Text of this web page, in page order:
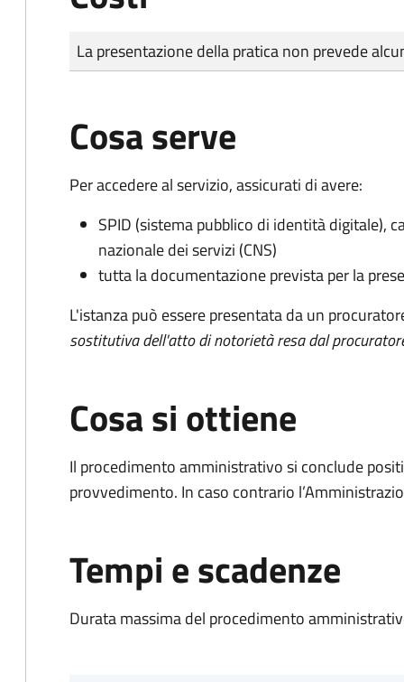
Tipo di pagamento
Importo
La presentazione della pratica non prevede
Cosa serve
Per accedere al servizio, assicurati di avere:
SPID (sistema pubblico di identità digitale),
nazionale dei servizi (CNS)
tutta la documentazione prevista per la
L'istanza può essere presentata da un
sostitutiva dell'atto di notorietà resa dal
Cosa si ottiene
Il procedimento amministrativo si conclude
provvedimento. In caso contrario
Tempi e scadenze
Durata massima del procedimento